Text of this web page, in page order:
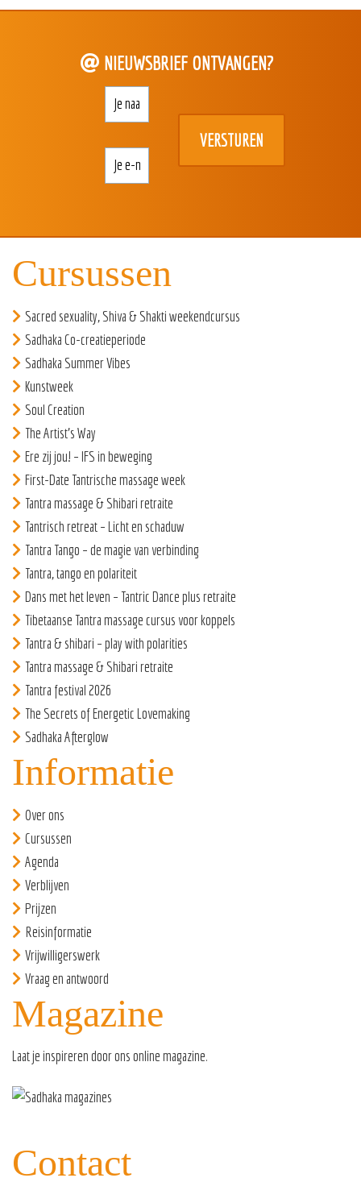
NIEUWSBRIEF ONTVANGEN?
Je
naam
E-
mailadres
Cursussen
Sacred sexuality, Shiva & Shakti weekendcursus
Sadhaka Co-creatieperiode
Sadhaka Summer Vibes
Kunstweek
Soul Creation
The Artist’s Way
Ere zij jou! – IFS in beweging
First-Date Tantrische massage week
Tantra massage & Shibari retraite
Tantrisch retreat – Licht en schaduw
Tantra Tango – de magie van verbinding
Tantra, tango en polariteit
Dans met het leven – Tantric Dance plus retraite
Tibetaanse Tantra massage cursus voor koppels
Tantra & shibari – play with polarities
Tantra massage & Shibari retraite
Tantra festival 2026
The Secrets of Energetic Lovemaking
Sadhaka Afterglow
Informatie
Over ons
Cursussen
Agenda
Verblijven
Prijzen
Reisinformatie
Vrijwilligerswerk
Vraag en antwoord
Magazine
Laat je inspireren door ons online magazine.
Contact